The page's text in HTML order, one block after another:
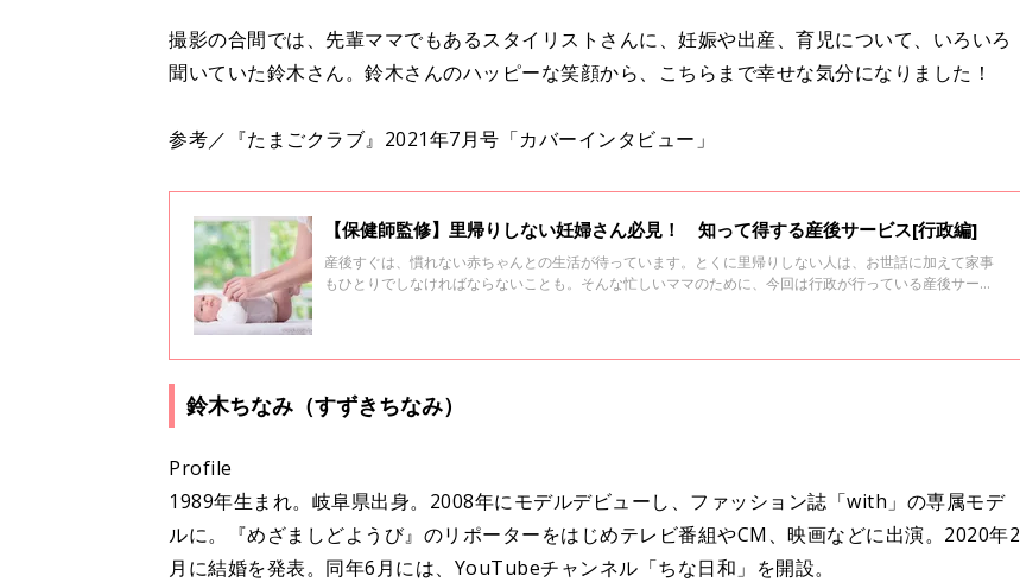
撮影の合間では、先輩ママでもあるスタイリストさんに、妊娠や出産、育児について、いろいろ
聞いていた鈴木さん。鈴木さんのハッピーな笑顔から、こちらまで幸せな気分になりました！
参考／『たまごクラブ』2021年7月号「カバーインタビュー」
【保健師監修】里帰りしない妊婦さん必見！ 知って得する産後サービス[行政編]
産後すぐは、慣れない赤ちゃんとの生活が待っています。とくに里帰りしない人は、お世話に加えて家事
もひとりでしなければならないことも。そんな忙しいママのために、今回は行政が行っている産後サービ
鈴木ちなみ（すずきちなみ）
Profile
1989年生まれ。岐阜県出身。2008年にモデルデビューし、ファッション誌「with」の専属モデ
ルに。『めざましどようび』のリポーターをはじめテレビ番組やCM、映画などに出演。2020年2
月に結婚を発表。同年6月には、YouTubeチャンネル「ちな日和」を開設。